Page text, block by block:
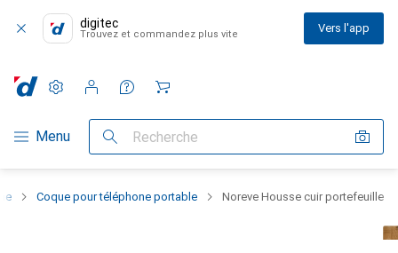
digitec
Trouvez et commandez plus vite Vers l'app
Navigation par catégorie
Menu Recherche
Paramètres
Compte client
Listes de comparaison
Listes d'envies
Panier
Coque pour téléphone portable Noreve Housse cuir portefeuille